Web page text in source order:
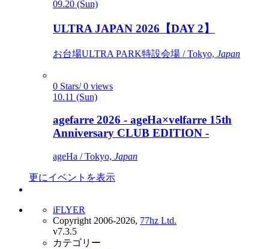
09.20 (Sun)
ULTRA JAPAN 2026【DAY 2】
お台場ULTRA PARK特設会場 / Tokyo, Japan
0 Stars/ 0 views
10.11 (Sun)
agefarre 2026 - ageHa×velfarre 15th
Anniversary CLUB EDITION -
ageHa / Tokyo, Japan
更にイベントを表示
iFLYER
Copyright 2006-2026, 77hz Ltd.
v7.3.5
カテゴリー